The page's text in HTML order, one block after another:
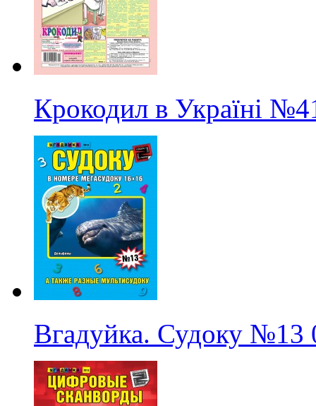
Крокодил в Україні
Вгадуйка. Судоку №13